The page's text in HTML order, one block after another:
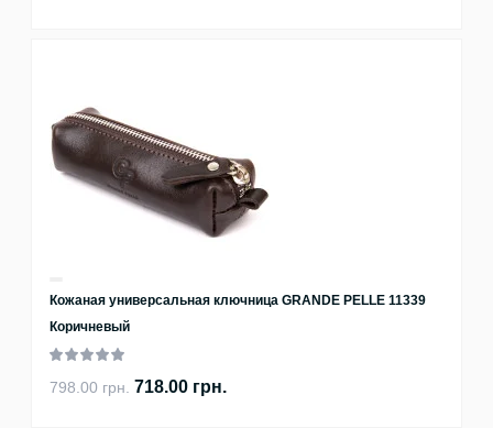
Кожаная универсальная ключница GRANDE PELLE 11339
Коричневый
798.00 грн. 718.00 грн.